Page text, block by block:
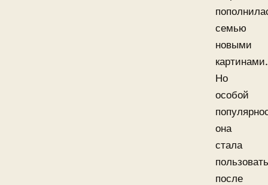
семью
новыми
картинами.
Но
особой
она
стала
после